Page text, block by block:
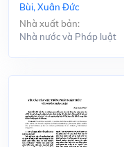
Bùi, Xuân Đức
Nhà xuất bản:
Nhà nước và Pháp luật